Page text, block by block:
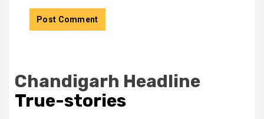
Chandigarh Headline
True-stories